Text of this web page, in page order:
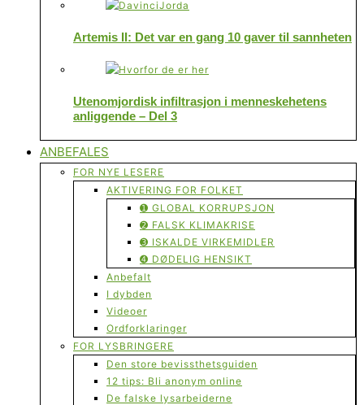
Artemis II: Det var en gang 10 gaver til sannheten
Utenomjordisk infiltrasjon i menneskehetens
anliggende – Del 3
ANBEFALES
FOR NYE LESERE
AKTIVERING FOR FOLKET
➊ GLOBAL KORRUPSJON
➋ FALSK KLIMAKRISE
➌ ISKALDE VIRKEMIDLER
➍ DØDELIG HENSIKT
Anbefalt
I dybden
Videoer
Ordforklaringer
FOR LYSBRINGERE
Den store bevissthetsguiden
12 tips: Bli anonym online
De falske lysarbeiderne